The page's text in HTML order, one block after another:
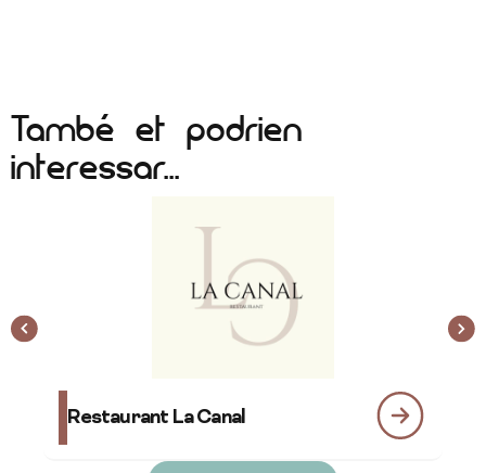
També et podrien
interessar...
Restaurant La Canal